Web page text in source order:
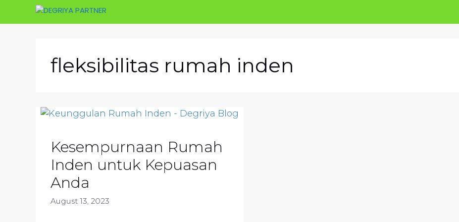
fleksibilitas rumah inden
Kesempurnaan Rumah
Inden untuk Kepuasan
Anda
August 13, 2023